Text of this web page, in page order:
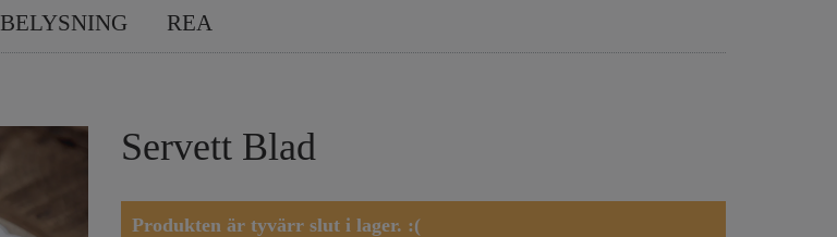
BELYSNING
REA
Servett Blad
Produkten är tyvärr slut i lager. :(